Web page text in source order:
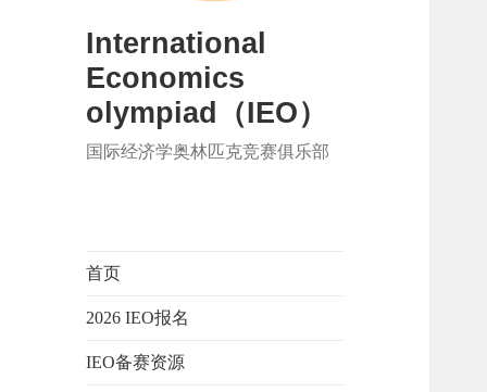
International
Economics
olympiad（IEO）
国际经济学奥林匹克竞赛俱乐部
首页
2026 IEO报名
IEO备赛资源